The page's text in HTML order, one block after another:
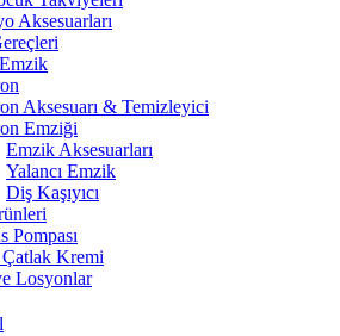
Aksesuarları
Aksesuarı & Temizleyici
Emziği
Emzik Aksesuarları
Yalancı Emzik
Diş Kaşıyıcı
Pompası
Kremi
Losyonlar